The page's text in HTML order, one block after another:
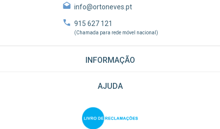
info@ortoneves.pt
915 627 121
(Chamada para rede móvel nacional)
INFORMAÇÃO
AJUDA